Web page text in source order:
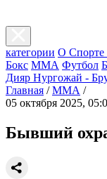
категории О Спорте
Бокс ММА Футбол
Дияр Нургожай -
Главная / ММА /
05 октября 2025,
Бывший